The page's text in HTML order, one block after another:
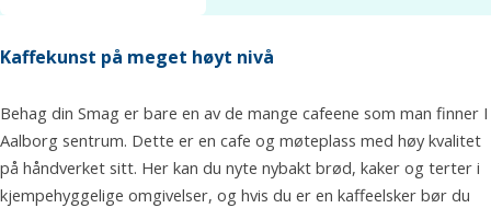
Kaffekunst på meget høyt nivå
Behag din Smag er bare en av de mange cafeene som man finner I
Aalborg sentrum. Dette er en cafe og møteplass med høy kvalitet
på håndverket sitt. Her kan du nyte nybakt brød, kaker og terter i
kjempehyggelige omgivelser, og hvis du er en kaffeelsker bør du